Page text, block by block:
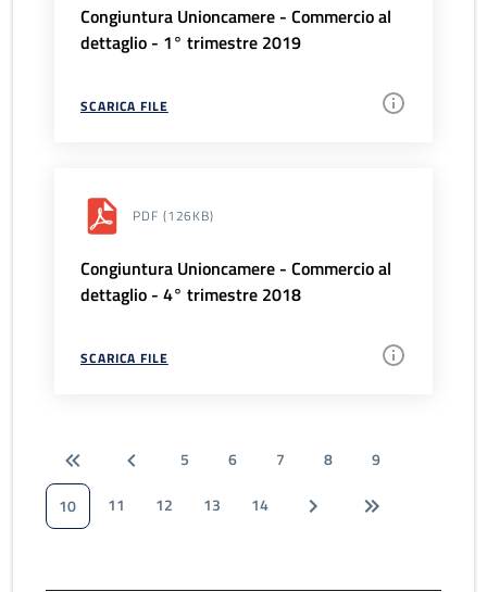
Congiuntura Unioncamere - Commercio al
dettaglio - 1° trimestre 2019
SCARICA FILE
PDF (126KB)
Congiuntura Unioncamere - Commercio al
dettaglio - 4° trimestre 2018
SCARICA FILE
5 6 7 8
9
10
11 12 13 14